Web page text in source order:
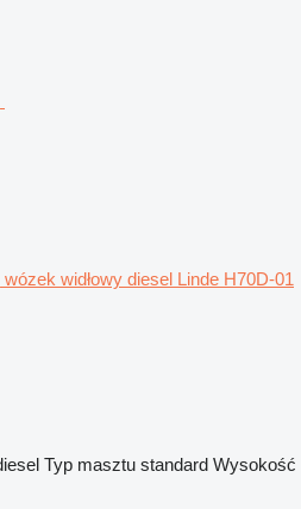
wózek widłowy diesel Linde H70D-01
Typ masztu standard Wysokość